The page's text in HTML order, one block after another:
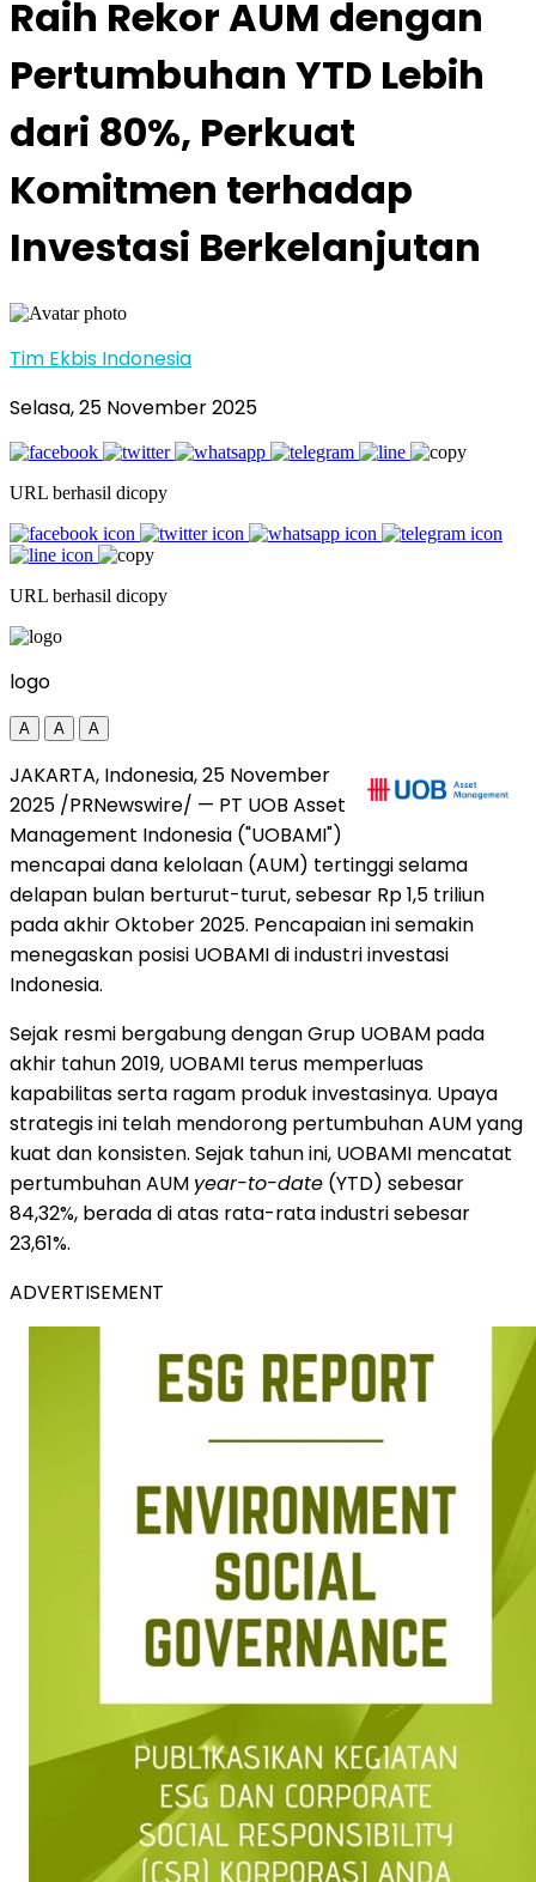
Raih Rekor AUM dengan
Pertumbuhan YTD Lebih
dari 80%, Perkuat
Komitmen terhadap
Investasi Berkelanjutan
Tim Ekbis Indonesia
Selasa, 25 November 2025
URL berhasil dicopy
URL berhasil dicopy
logo
A A A
JAKARTA, Indonesia,25 November
2025 /PRNewswire/ — PT UOB Asset
Management Indonesia ("UOBAMI")
mencapai dana kelolaan (AUM) tertinggi selama
delapan bulan berturut-turut, sebesar Rp 1,5 triliun
pada akhir Oktober 2025. Pencapaian ini semakin
menegaskan posisi UOBAMI di industri investasi
Indonesia.
Sejak resmi bergabung dengan Grup UOBAM pada
akhir tahun 2019, UOBAMI terus memperluas
kapabilitas serta ragam produk investasinya. Upaya
strategis ini telah mendorong pertumbuhan AUM yang
kuat dan konsisten. Sejak tahun ini, UOBAMI mencatat
pertumbuhan AUM year-to-date (YTD) sebesar
84,32%, berada di atas rata-rata industri sebesar
23,61%.
ADVERTISEMENT